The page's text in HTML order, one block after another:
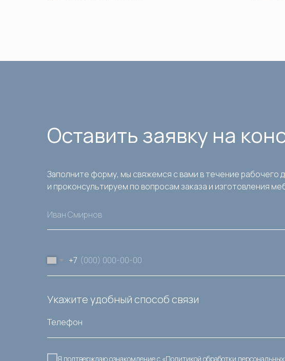
Оставить заявку на
Заполните форму, мы свяжемся с вами в течение рабочего
и проконсультируем по вопросам заказа и изготовления
+7
Укажите удобный способ связи
Я подтверждаю ознакомление с «Политикой обработки